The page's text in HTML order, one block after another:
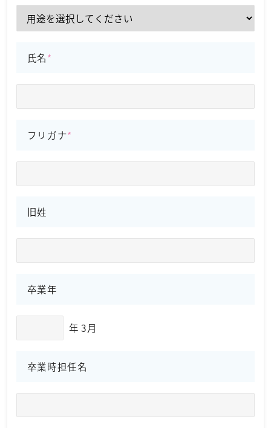
氏名
フリガナ
旧姓
卒業年
年 3月
卒業時担任名